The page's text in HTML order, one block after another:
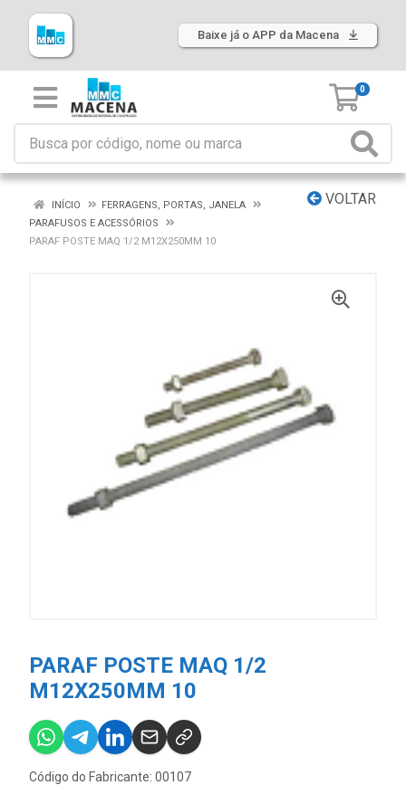
Baixe já o APP da Macena
0
VOLTAR
INÍCIO
FERRAGENS, PORTAS, JANELA
PARAFUSOS E ACESSÓRIOS
PARAF POSTE MAQ 1/2 M12X250MM 10
PARAF POSTE MAQ 1/2
M12X250MM 10
Código do Fabricante: 00107